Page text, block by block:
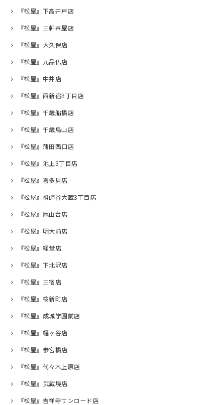
『松屋』下高井戸店
『松屋』三軒茶屋店
『松屋』大久保店
『松屋』九品仏店
『松屋』中井店
『松屋』西新宿8丁目店
『松屋』千歳船橋店
『松屋』千歳烏山店
『松屋』蒲田西口店
『松屋』池上3丁目店
『松屋』喜多見店
『松屋』祖師谷大蔵3丁目店
『松屋』尾山台店
『松屋』明大前店
『松屋』経堂店
『松屋』下北沢店
『松屋』三宿店
『松屋』桜新町店
『松屋』成城学園前店
『松屋』幡ヶ谷店
『松屋』参宮橋店
『松屋』代々木上原店
『松屋』武蔵境店
『松屋』吉祥寺サンロード店